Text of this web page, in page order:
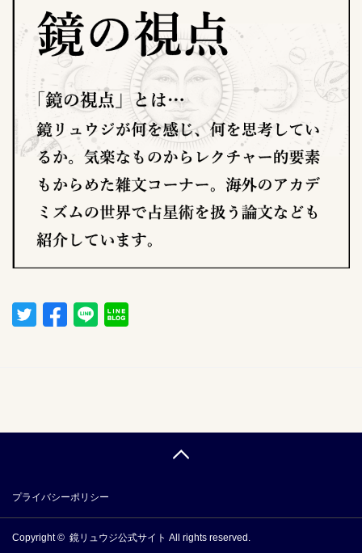
プライバシーポリシー
Copyright © 鏡リュウジ公式サイト All rights reserved.